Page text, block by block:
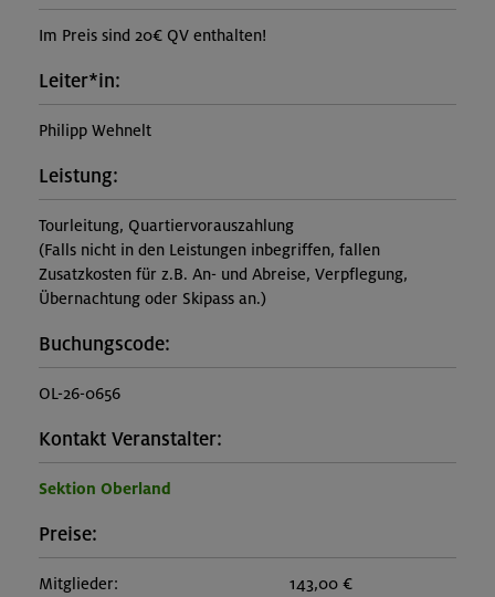
Im Preis sind 20€ QV enthalten!
Leiter*in:
Philipp Wehnelt
Leistung:
Tourleitung, Quartiervorauszahlung
(Falls nicht in den Leistungen inbegriffen, fallen
Zusatzkosten für z.B. An- und Abreise, Verpflegung,
Übernachtung oder Skipass an.)
Buchungscode:
OL-26-0656
Kontakt Veranstalter:
Sektion Oberland
Preise:
Mitglieder:
143,00 €